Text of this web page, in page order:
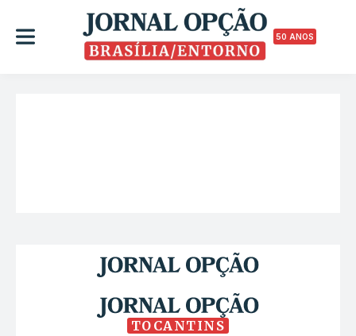
50 ANOS
TOCANTINS